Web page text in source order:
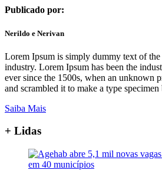
Publicado por:
Nerildo e Nerivan
Lorem Ipsum is simply dummy text of
industry. Lorem Ipsum has been the
ever since the 1500s, when an unknown
and scrambled it to make a type specimen
Saiba Mais
+ Lidas